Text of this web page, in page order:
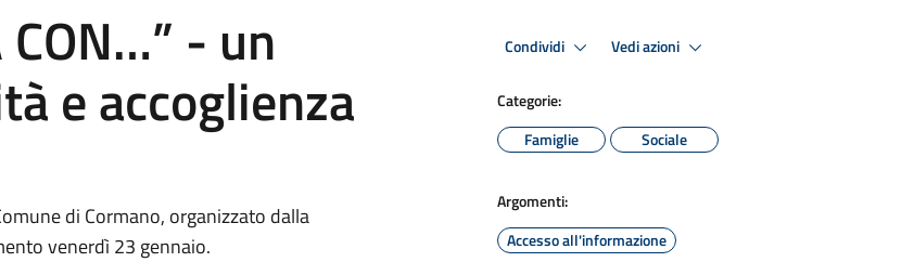
CON…” - un
e accoglienza
di Cormano, organizzato dalla
venerdì 23 gennaio.
Condividi Vedi azioni
Categorie:
Famiglie
Sociale
Argomenti:
Accesso all'informazione